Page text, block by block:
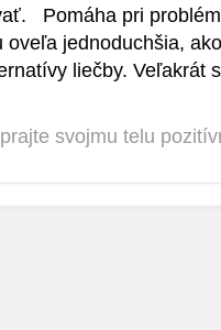
Pomáha pri
oveľa jednoduchšia,
liečby. Veľakrát
svojmu telu